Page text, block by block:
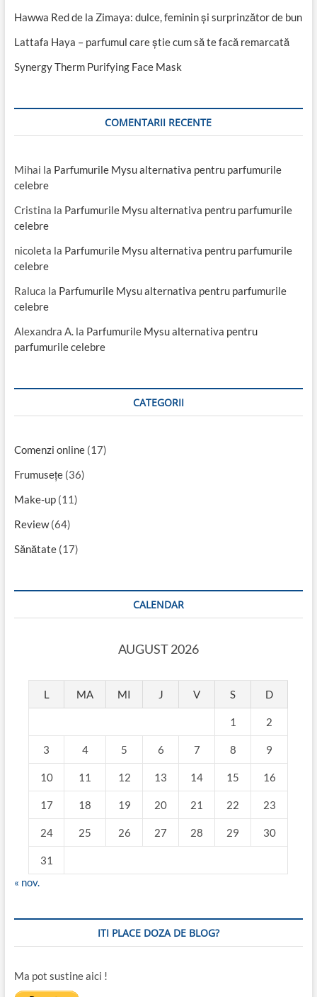
Hawwa Red de la Zimaya: dulce, feminin și surprinzător de bun
Lattafa Haya – parfumul care știe cum să te facă remarcată
Synergy Therm Purifying Face Mask
COMENTARII RECENTE
Mihai la Parfumurile Mysu alternativa pentru parfumurile
celebre
Cristina la Parfumurile Mysu alternativa pentru parfumurile
celebre
nicoleta la Parfumurile Mysu alternativa pentru parfumurile
celebre
Raluca la Parfumurile Mysu alternativa pentru parfumurile
celebre
Alexandra A.la Parfumurile Mysu alternativa pentru
parfumurile celebre
CATEGORII
Comenzi online(17)
Frumusețe(36)
Make-up(11)
Review(64)
Sănătate(17)
CALENDAR
AUGUST 2026
L MA MI J V S D
1 2
3 4 5 6 7 8 9
10 11 12 13 14 15 16
17 18 19 20 21 22 23
24 25 26 27 28 29 30
31
« nov.
ITI PLACE DOZA DE BLOG?
Ma pot sustine aici !